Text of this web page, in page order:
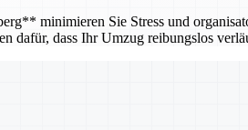
minimieren Sie Stress und
dass Ihr Umzug reibungslos